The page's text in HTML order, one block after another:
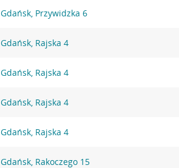
Gdańsk, Przywidzka 6
Gdańsk, Rajska 4
Gdańsk, Rajska 4
Gdańsk, Rajska 4
Gdańsk, Rajska 4
Gdańsk, Rakoczego 15